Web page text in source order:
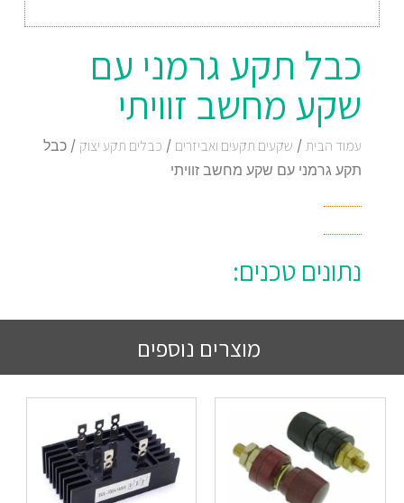
כבל תקע גרמני עם
שקע מחשב זוויתי
עמוד הבית / שקעים תקעים ואביזרים / כבלים תקע יצוק / כבל
תקע גרמני עם שקע מחשב זוויתי
נתונים טכנים:
מוצרים נוספים